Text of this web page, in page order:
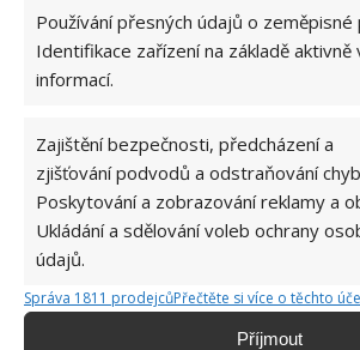
Používání přesných údajů o zeměpisné
Identifikace zařízení na základě aktivně
informací.
Zajištění bezpečnosti, předcházení a
zjišťování podvodů a odstraňování
Poskytování a zobrazování reklamy a
Ukládání a sdělování voleb ochrany
údajů.
Správa 1811 prodejcůPřečtěte si více o těchto
Příjmout
na webu BydlímeÚtulně přečíst
tyto metody vedoucí k úsporám